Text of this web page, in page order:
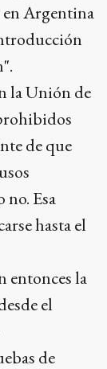
Argentina
la Unión de
de que
no. Esa
hasta el
entonces la
el
de